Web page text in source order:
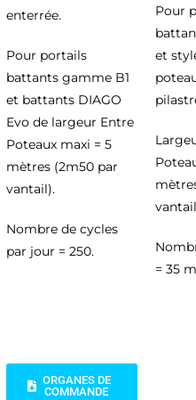
enterrée.
Pour portails
battants gamme B1
et battants DIAGO
Evo de largeur Entre
Poteaux maxi = 5
mètres (2m50 par
vantail).
Nombre de cycles
par jour = 250.
Pour
et
= 35
ORGANES DE
COMMANDE